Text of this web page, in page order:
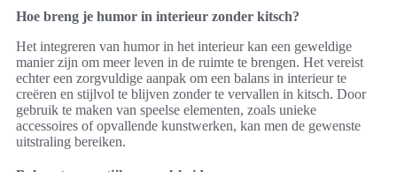
Hoe breng je humor in interieur zonder kitsch?
Het integreren van humor in het interieur kan een geweldige
manier zijn om meer leven in de ruimte te brengen. Het vereist
echter een zorgvuldige aanpak om een balans in interieur te
creëren en stijlvol te blijven zonder te vervallen in kitsch. Door
gebruik te maken van speelse elementen, zoals unieke
accessoires of opvallende kunstwerken, kan men de gewenste
uitstraling bereiken.